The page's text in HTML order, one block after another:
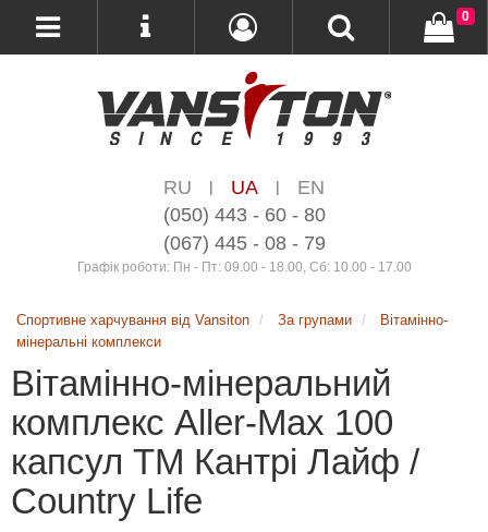
RU | UA |
EN
(050) 443 - 60 - 80
(067) 445 - 08 - 79
Графік роботи: Пн - Пт: 09.00 - 18.00, Сб: 10.00 - 17.00
0
Спортивне харчування від Vansiton За групами
Вітамінно-
мінеральні комплекси
Вітамінно-мінеральний
комплекс Aller-Max 100
капсул ТМ Кантрі Лайф /
Country Life